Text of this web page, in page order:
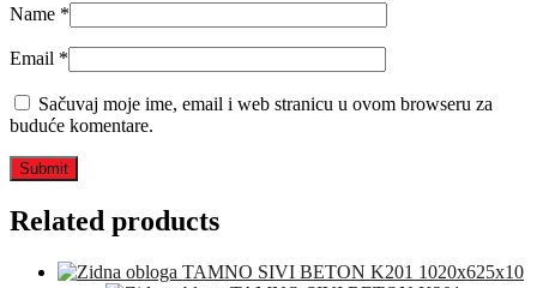
Name *
Email *
Sačuvaj moje ime, email i web stranicu u ovom browseru za
buduće komentare.
Related products